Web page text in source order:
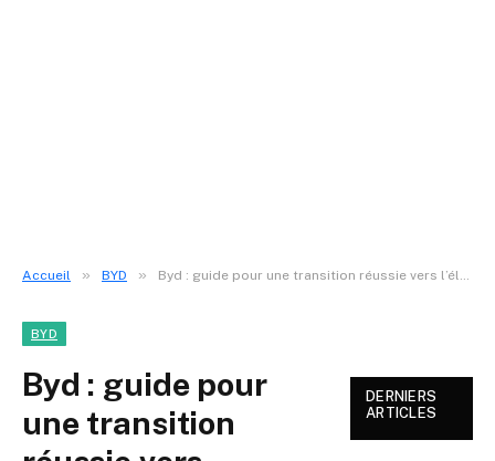
Accueil » BYD » Byd : guide pour une transition réussie vers l’électrique
BYD
Byd : guide pour
une transition
DERNIERS
ARTICLES